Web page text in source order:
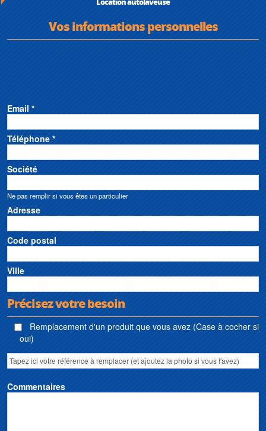
Vos informations personnelles
Email *
Téléphone *
Société
Ne pas remplir si vous êtes un particulier
Adresse
Code postal
Ville
Précisez votre besoin
Remplacement d'un produit que vous avez (Case à cocher si
oui)
Commentaires